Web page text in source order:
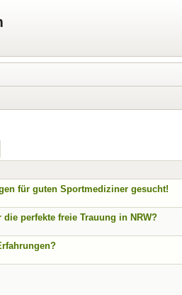
für guten Sportmediziner gesucht!
perfekte freie Trauung in NRW?